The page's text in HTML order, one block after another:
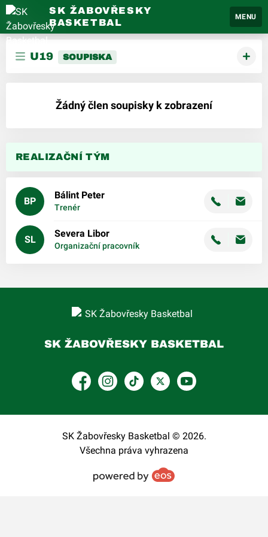
SK ŽABOVŘESKY
BASKETBAL
MENU
U19 SOUPISKA
REALIZAČNÍ TÝM
BP
Peter
Bálint
Trenér
SL
Libor
Severa
Organizační pracovník
Žádný člen soupisky k zobrazení
SK ŽABOVŘESKY BASKETBAL
FacebookInstagram
TikTokPlatform X
YouTube
SK Žabovřesky Basketbal © 2026.
Všechna práva vyhrazena